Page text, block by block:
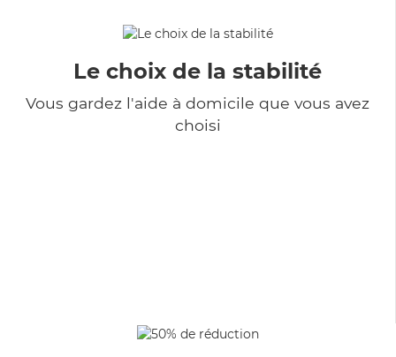
Le choix de la stabilité
Vous gardez l'aide à domicile que vous avez
choisi